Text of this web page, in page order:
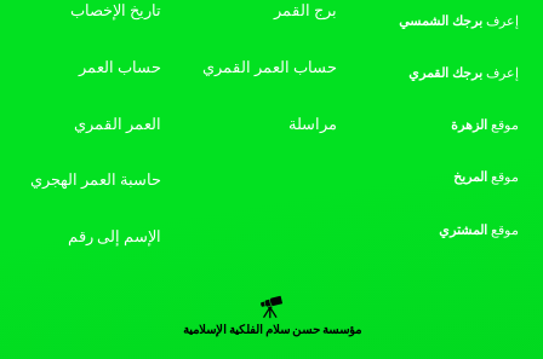
إعرف برجك الشمسي
إعرف برجك القمري
موقع الزهرة
موقع المريخ
موقع المشتري
برج القمر
حساب العمر القمري
مراسلة
تاريخ الإخصاب
حساب العمر
العمر القمري
حاسبة العمر الهجري
الإسم إلى رقم
مؤسسة حسن سلام الفلكية الإسلامية